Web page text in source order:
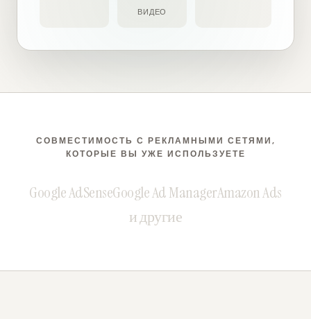
ВИДЕО
СОВМЕСТИМОСТЬ С РЕКЛАМНЫМИ СЕТЯМИ,
КОТОРЫЕ ВЫ УЖЕ ИСПОЛЬЗУЕТЕ
Google AdSenseGoogle Ad ManagerAmazon Ads
и другие